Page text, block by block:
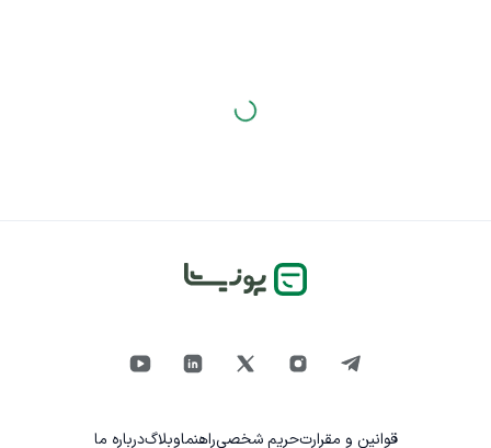
قوانین و مقرارتحریم شخصیراهنماوبلاگدرباره ما